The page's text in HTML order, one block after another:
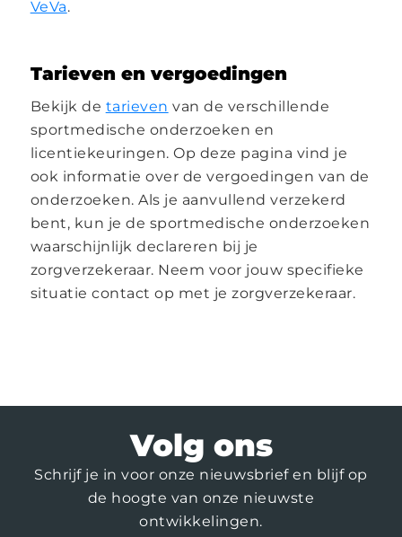
VeVa.
Tarieven en vergoedingen
Bekijk de tarieven van de verschillende
sportmedische onderzoeken en
licentiekeuringen. Op deze pagina vind je
ook informatie over de vergoedingen van de
onderzoeken. Als je aanvullend verzekerd
bent, kun je de sportmedische onderzoeken
waarschijnlijk declareren bij je
zorgverzekeraar. Neem voor jouw specifieke
situatie contact op met je zorgverzekeraar.
Volg ons
Schrijf je in voor onze nieuwsbrief en blijf op
de hoogte van onze nieuwste
ontwikkelingen.